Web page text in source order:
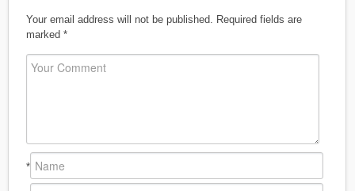
Your email address will not be published. Required fields are
marked *
*